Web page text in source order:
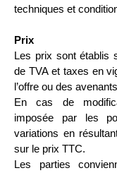
techniques et
Prix
Les prix sont établis
de TVA et taxes en
l’offre ou des
En cas de
imposée par les
variations en
sur le prix TTC.
Les parties